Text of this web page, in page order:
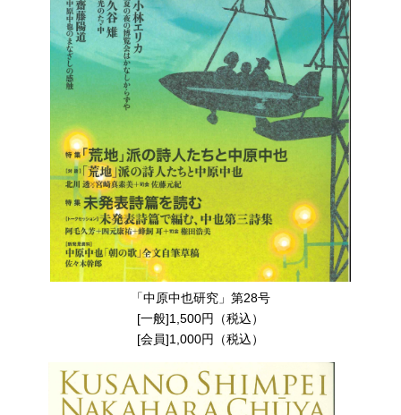
「中原中也研究」第28号
[一般]1,500円（税込）
[会員]1,000円（税込）